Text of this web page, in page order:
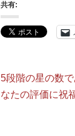
共有:
5段階の星の数
なたの評価に祝